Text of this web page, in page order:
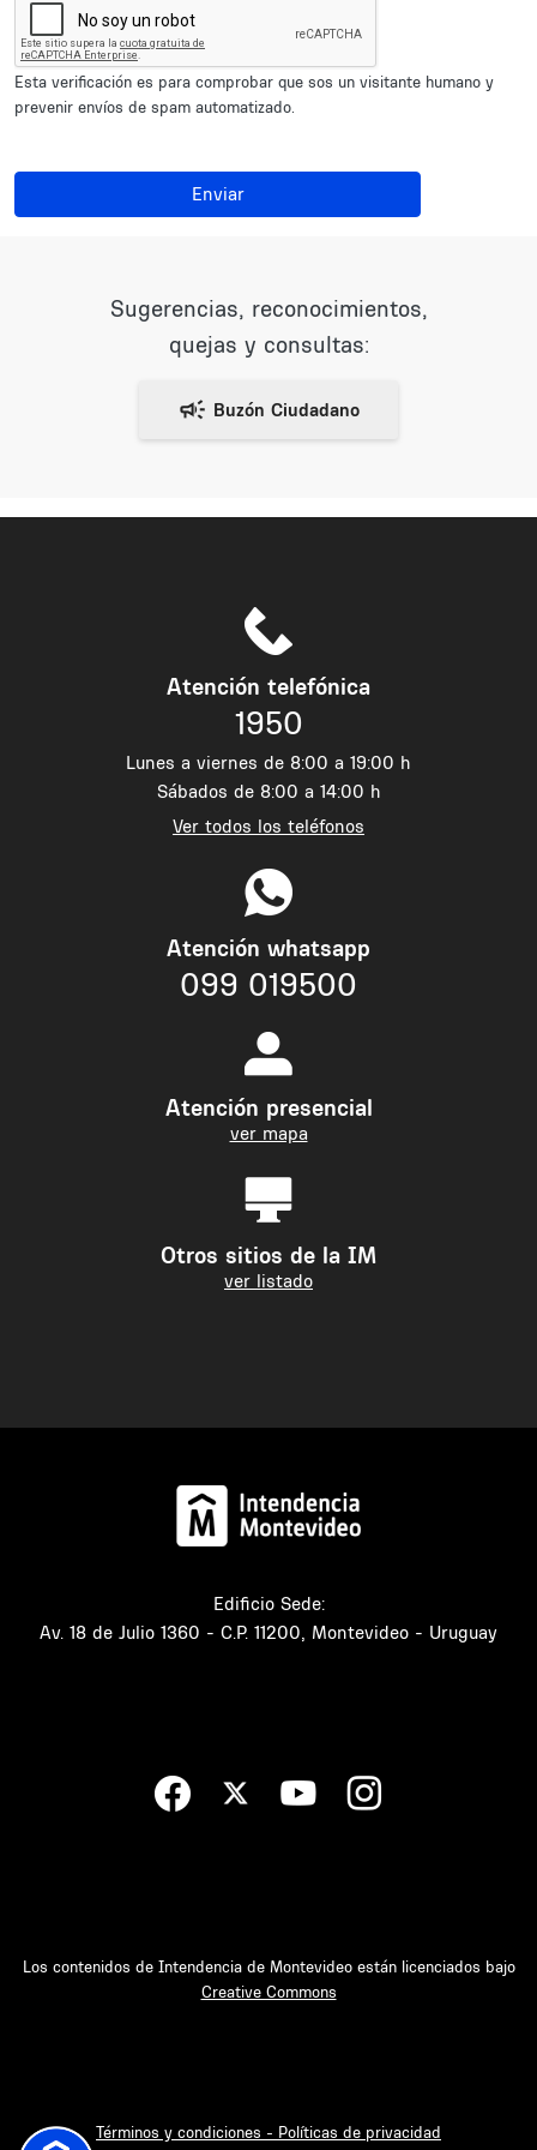
Esta verificación es para comprobar que sos un visitante humano y
prevenir envíos de spam automatizado.
Enviar
Sugerencias, reconocimientos,
quejas y consultas:
Atención telefónica
1950
Lunes a viernes de 8:00 a 19:00 h
Sábados de 8:00 a 14:00 h
Ver todos los teléfonos
Atención whatsapp
099 019500
Atención presencial
ver mapa
Otros sitios de la IM
ver listado
Edificio Sede:
Av. 18 de Julio 1360 - C.P. 11200, Montevideo - Uruguay
Los contenidos de Intendencia de Montevideo están licenciados bajo
Creative Commons
Términos y condiciones - Políticas de privacidad